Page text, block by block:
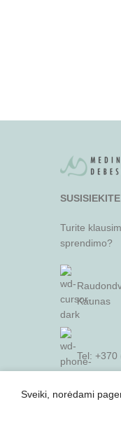
SUSISIEKITE
Turite
sprendimo?
Kaunas
Tel: +370
Sveiki, norėdami